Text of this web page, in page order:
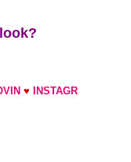
♥ INSTAGR